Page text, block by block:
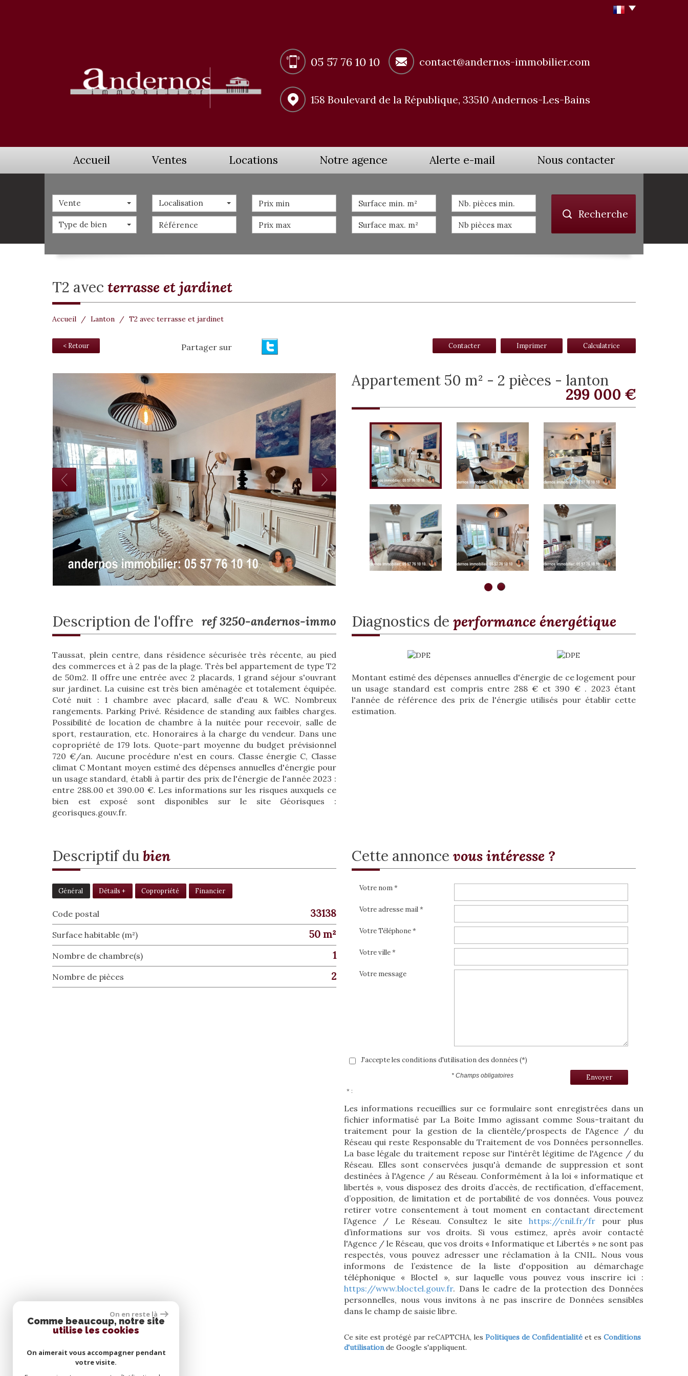
05 57 76 10 10 contact@andernos-immobilier.com
158 Boulevard de la République, 33510 Andernos-Les-Bains
Accueil Ventes Locations Notre agence Alerte e-mail Nous contacter
Vente
Type de bien
Localisation
Recherche
t2 avec terrasse et jardinet
Accueil Lanton T2 avec terrasse et jardinet
< Retour Partager sur Contacter Imprimer Calculatrice
appartement 50 m² - 2 pièces - lanton
299 000 €
description de l'offre ref 3250-andernos-immo
Taussat, plein centre, dans résidence sécurisée très récente, au pied
des commerces et à 2 pas de la plage. Très bel appartement de type T2
de 50m2. Il offre une entrée avec 2 placards, 1 grand séjour s'ouvrant
sur jardinet. La cuisine est très bien aménagée et totalement équipée.
Coté nuit : 1 chambre avec placard, salle d'eau & WC. Nombreux
rangements. Parking Privé. Résidence de standing aux faibles charges.
Possibilité de location de chambre à la nuitée pour recevoir, salle de
sport, restauration, etc. Honoraires à la charge du vendeur. Dans une
copropriété de 179 lots. Quote-part moyenne du budget prévisionnel
720 €/an. Aucune procédure n'est en cours. Classe énergie C, Classe
climat C Montant moyen estimé des dépenses annuelles d'énergie pour
un usage standard, établi à partir des prix de l'énergie de l'année 2023 :
entre 288.00 et 390.00 €. Les informations sur les risques auxquels ce
bien est exposé sont disponibles sur le site Géorisques :
georisques.gouv.fr.
diagnostics de performance énergétique
Montant estimé des dépenses annuelles d'énergie de ce logement pour
un usage standard est compris entre 288 € et 390 € . 2023 étant
l'année de référence des prix de l'énergie utilisés pour établir cette
estimation.
descriptif dubien
Général Détails + Copropriété Financier
Code postal 33138
Surface habitable (m²) 50 m²
Nombre de chambre(s) 1
Nombre de pièces 2
cette annonce vous intéresse ?
Votre nom *
Votre adresse mail *
Votre Téléphone *
Votre ville *
Votre message
J'accepte les conditions d'utilisation des données (*)
Envoyer
* Champs obligatoires
* :
Les informations recueillies sur ce formulaire sont enregistrées dans un
fichier informatisé par La Boite Immo agissant comme Sous-traitant du
traitement pour la gestion de la clientèle/prospects de l'Agence / du
Réseau qui reste Responsable du Traitement de vos Données personnelles.
La base légale du traitement repose sur l'intérêt légitime de l'Agence / du
Réseau. Elles sont conservées jusqu'à demande de suppression et sont
destinées à l'Agence / au Réseau. Conformément à la loi « informatique et
libertés », vous disposez des droits d’accès, de rectification, d’effacement,
d’opposition, de limitation et de portabilité de vos données. Vous pouvez
retirer votre consentement à tout moment en contactant directement
l’Agence / Le Réseau. Consultez le site https://cnil.fr/frpour plus
d’informations sur vos droits. Si vous estimez, après avoir contacté
l'Agence / le Réseau, que vos droits « Informatique et Libertés » ne sont pas
respectés, vous pouvez adresser une réclamation à la CNIL. Nous vous
informons de l’existence de la liste d'opposition au démarchage
téléphonique « Bloctel », sur laquelle vous pouvez vous inscrire ici :
https://www.bloctel.gouv.fr. Dans le cadre de la protection des Données
personnelles, nous vous invitons à ne pas inscrire de Données sensibles
dans le champ de saisie libre.
Ce site est protégé par reCAPTCHA, les Politiques de Confidentialité et es Conditions
d'utilisationde Google s'appliquent.
On en reste là
Comme beaucoup, notre site
utilise les cookies
On aimerait vous accompagner pendant
votre visite.